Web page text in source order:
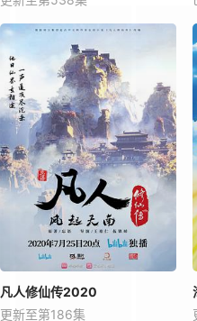
凡人修仙传2020
更新至第186集